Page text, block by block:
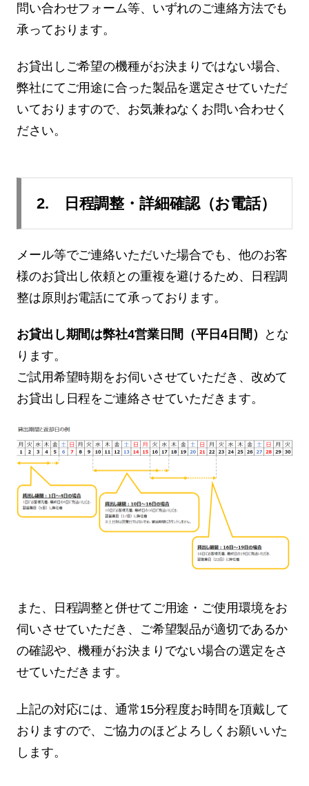
問い合わせフォーム等、いずれのご連絡方法でも
承っております。
お貸出しご希望の機種がお決まりではない場合、
弊社にてご用途に合った製品を選定させていただ
いておりますので、お気兼ねなくお問い合わせく
ださい。
2. 日程調整・詳細確認（お電話）
メール等でご連絡いただいた場合でも、他のお客
様のお貸出し依頼との重複を避けるため、日程調
整は原則お電話にて承っております。
お貸出し期間は弊社4営業日間（平日4日間）
とな
ります。
ご試用希望時期をお伺いさせていただき、改めて
お貸出し日程をご連絡させていただきます。
また、日程調整と併せてご用途・ご使用環境をお
伺いさせていただき、ご希望製品が適切であるか
の確認や、機種がお決まりでない場合の選定をさ
せていただきます。
上記の対応には、通常15分程度お時間を頂戴して
おりますので、ご協力のほどよろしくお願いいた
します。